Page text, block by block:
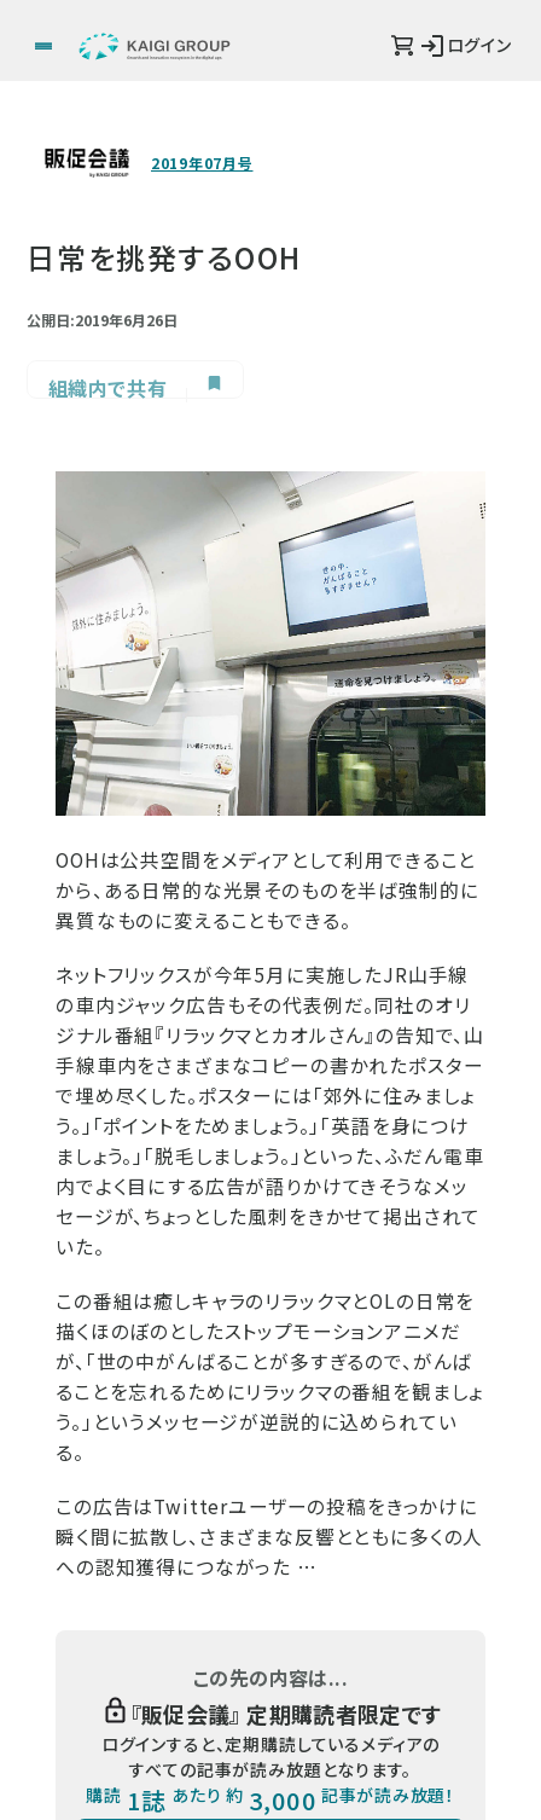
ログイン
2019年07月号
日常を挑発するOOH
公開日:2019年6月26日
組織内で共有
OOHは公共空間をメディアとして利用できること
から、ある日常的な光景そのものを半ば強制的に
異質なものに変えることもできる。
ネットフリックスが今年5月に実施したJR山手線
の車内ジャック広告もその代表例だ。同社のオリ
ジナル番組『リラックマとカオルさん』の告知で、山
手線車内をさまざまなコピーの書かれたポスター
で埋め尽くした。ポスターには「郊外に住みましょ
う。」「ポイントをためましょう。」「英語を身につけ
ましょう。」「脱毛しましょう。」といった、ふだん電車
内でよく目にする広告が語りかけてきそうなメッ
セージが、ちょっとした風刺をきかせて掲出されて
いた。
この番組は癒しキャラのリラックマとOLの日常を
描くほのぼのとしたストップモーションアニメだ
が、「世の中がんばることが多すぎるので、がんば
ることを忘れるためにリラックマの番組を観ましょ
う。」というメッセージが逆説的に込められてい
る。
この広告はTwitterユーザーの投稿をきっかけに
瞬く間に拡散し、さまざまな反響とともに多くの人
への認知獲得につながった …
この先の内容は...
『販促会議』 定期購読者限定です
ログインすると、定期購読しているメディアの
すべての記事が読み放題となります。
購読 1誌 あたり 約 3,000 記事が読み放題！